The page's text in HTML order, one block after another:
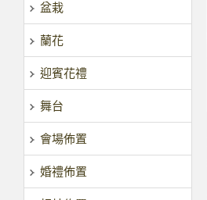
盆栽
蘭花
迎賓花禮
舞台
會場佈置
婚禮佈置